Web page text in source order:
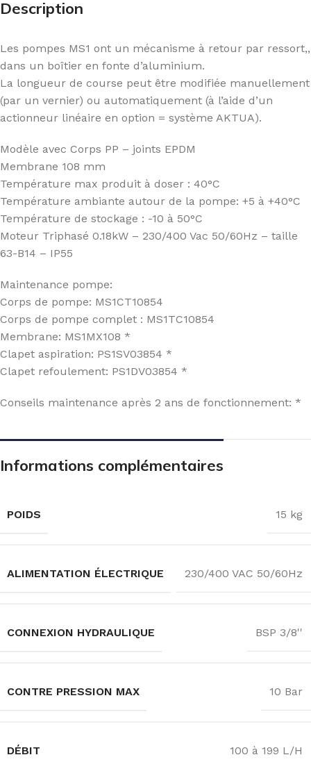
Description
Les pompes MS1 ont un mécanisme à retour par ressort,,
dans un boîtier en fonte d’aluminium.
La longueur de course peut être modifiée manuellement
(par un vernier) ou automatiquement (à l’aide d’un
actionneur linéaire en option = système AKTUA).
Modèle avec Corps PP – joints EPDM
Membrane 108 mm
Température max produit à doser : 40°C
Température ambiante autour de la pompe: +5 à +40°C
Température de stockage : -10 à 50°C
Moteur Triphasé 0.18kW – 230/400 Vac 50/60Hz – taille
63-B14 – IP55
Maintenance pompe:
Corps de pompe: MS1CT10854
Corps de pompe complet : MS1TC10854
Membrane: MS1MX108 *
Clapet aspiration: PS1SV03854 *
Clapet refoulement: PS1DV03854 *
Conseils maintenance après 2 ans de fonctionnement: *
Informations complémentaires
POIDS 15 kg
ALIMENTATION ÉLECTRIQUE 230/400 VAC 50/60Hz
CONNEXION HYDRAULIQUE BSP 3/8''
CONTRE PRESSION MAX 10 Bar
DÉBIT 100 à 199 L/H